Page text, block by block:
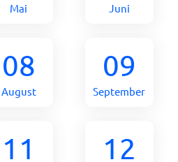
Mai Juni
08
August
09
September
11 12